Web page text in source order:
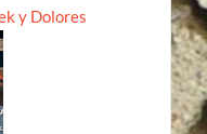
y Dolores